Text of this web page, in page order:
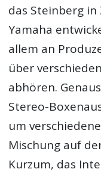
das Steinberg
Yamaha
allem an
über
abhören.
Stereo-
um
Mischung auf
Kurzum, das